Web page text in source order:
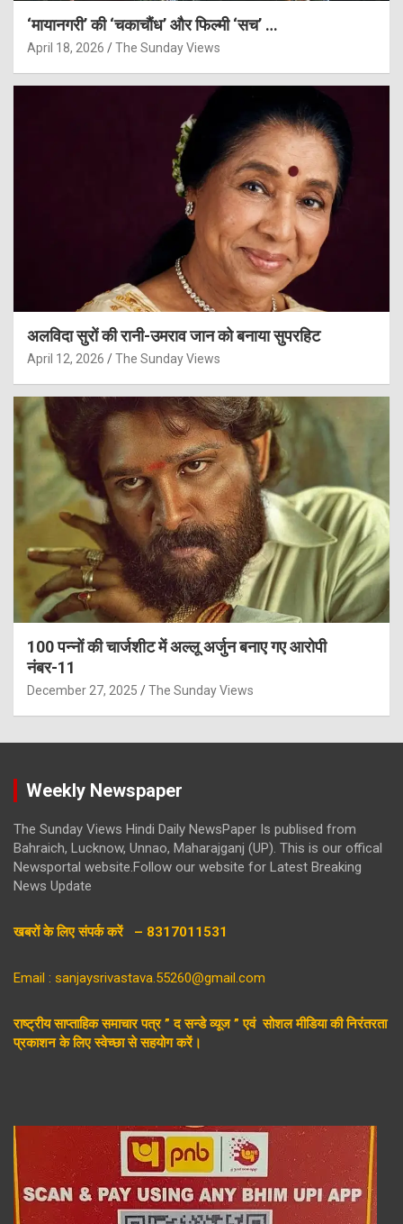
‘मायानगरी’ की ‘चकाचौंध’ और फिल्मी ‘सच’ …
April 18, 2026 The Sunday Views
अलविदा सुरों की रानी-उमराव जान को बनाया सुपरहिट
April 12, 2026 The Sunday Views
100 पन्नों की चार्जशीट में अल्लू अर्जुन बनाए गए आरोपी
नंबर-11
December 27, 2025 The Sunday Views
Weekly Newspaper
The Sunday Views Hindi Daily NewsPaper Is publised from
Bahraich, Lucknow, Unnao, Maharajganj (UP). This is our offical
Newsportal website.Follow our website for Latest Breaking
News Update
खबरों के लिए संपर्क करें – 8317011531
Email : sanjaysrivastava.55260@gmail.com
राष्ट्रीय साप्ताहिक समाचार पत्र ” द सन्डे व्यूज ” एवं सोशल मीडिया की निरंतरता
प्रकाशन के लिए स्वेच्छा से सहयोग करें।